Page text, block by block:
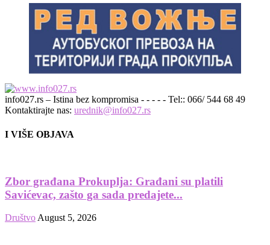
info027.rs – Istina bez kompromisa - - - - - Tel:: 066/ 544 68 49
Kontaktirajte nas: urednik@info027.rs
I VIŠE OBJAVA
Zbor građana Prokuplja: Građani su platili
Savićevac, zašto ga sada predajete...
Društvo August 5, 2026